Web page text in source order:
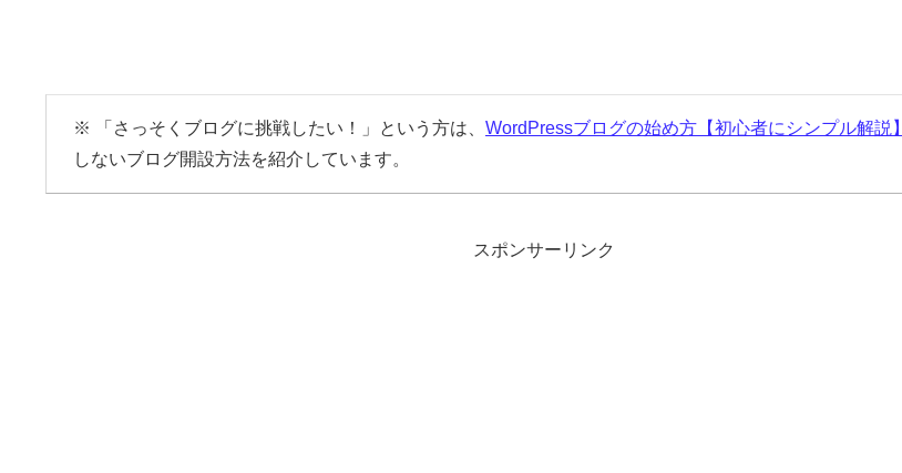
※ 「さっそくブログに挑戦したい！」という方は、 WordPressブログの始め方【初心者にシンプル解説】
しないブログ開設方法を紹介しています。
スポンサーリンク